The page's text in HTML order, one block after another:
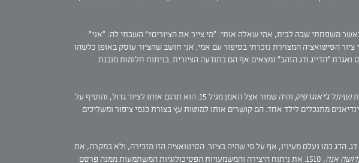
משפחתי שבה לבית, אמי שאלה אותי: "מי צייר את הציורים?" השבתי לה: "אני".
כדי ציור הסיטואציה המצוירת נזכרתי בסיפור עם אמי. אני חושב שהציור עוסק באופן כלשהו
"הדייג ודג הזהב" נמצאים אף הם בתודעה הציורית. בניתוח חלומות מובנת
נשיונל ג'יאוגרפיק
והיה שמור אצל האמן מגיל 15. הוא תרגם אותו לציור גדול, והוסיף על
מתנכלים לילד אחד. הם קושרים אותו למוטות עץ בצורת כנפי ציפור ומשליכים
. הדג כמו נעלם מעיניו, אף על פי שהיה בציור. הסיטואציה הזו מזכירה, ולא במקרה, את
אנה , 1510. את ניתוח היצירה והמשמעויות הפסיכולוגיות המשתמעות ממנה פרסם